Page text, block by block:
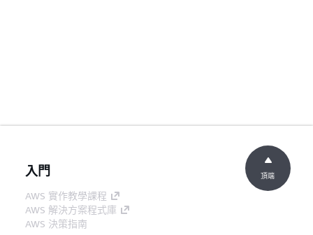
入門
AWS 實作教學課程
AWS 解決方案程式庫
AWS 決策指南
頂端